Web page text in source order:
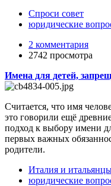
Спроси совет
юридические
2 комментария
2742 просмотра
Имена для детей,
Считается, что имя
это говорили ещё
подход к выбору имени
первых важных
родители.
Италия и
юридические